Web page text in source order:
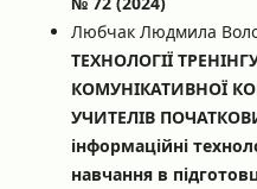
Любчак Людмила
ТЕХНОЛОГІЇ
КОМУНІКАТИВНОЇ
УЧИТЕЛІВ
інформаційні
навчання в